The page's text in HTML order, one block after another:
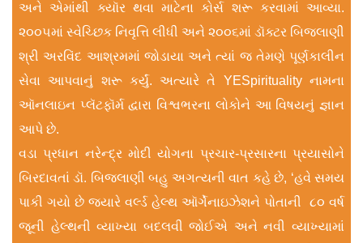
અને એમાંથી ક્યૉર થવા માટેના કોર્સ શરૂ કરવામાં આવ્યા.
૨૦૦૫માં સ્વેચ્છિક નિવૃત્તિ લીધી અને ૨૦૦૬માં ડૉક્ટર બિજલાણી
શ્રી અરવિંદ આશ્રમમાં જોડાયા અને ત્યાં જ તેમણે પૂર્ણકાલીન
સેવા આપવાનું શરૂ કર્યું. અત્યારે તે YESpirituality નામના
ઑનલાઇન પ્લૅટફૉર્મ દ્વારા વિશ્વભરના લોકોને આ વિષયનું જ્ઞાન
આપે છે.
વડા પ્રધાન નરેન્દ્ર મોદી યોગના પ્રચાર-પ્રસારના પ્રયાસોને
બિરદાવતાં ડૉ. બિજલાણી બહુ અગત્યની વાત કહે છે, ‘હવે સમય
પાકી ગયો છે જ્યારે વર્લ્ડ હેલ્થ ઑર્ગેનાઇઝેશને પોતાની ૮૦ વર્ષ
જૂની હેલ્થની વ્યાખ્યા બદલવી જોઈએ અને નવી વ્યાખ્યામાં